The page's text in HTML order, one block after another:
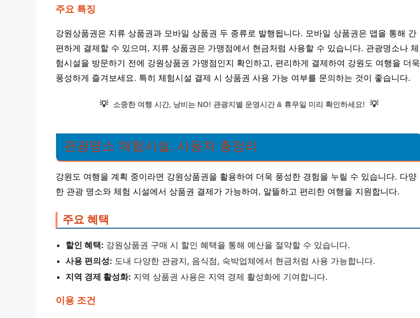
주요 특징
강원상품권은 지류 상품권과 모바일 상품권 두 종류로 발행됩니다. 모바일 상품권은 앱을 통해 간
편하게 결제할 수 있으며, 지류 상품권은 가맹점에서 현금처럼 사용할 수 있습니다. 관광명소나 체
험시설을 방문하기 전에 강원상품권 가맹점인지 확인하고, 편리하게 결제하여 강원도 여행을 더욱
풍성하게 즐겨보세요. 특히 체험시설 결제 시 상품권 사용 가능 여부를 문의하는 것이 좋습니다.
💡 소중한 여행 시간, 낭비는 NO! 관광지별 운영시간 & 휴무일 미리 확인하세요! 💡
관광명소 체험시설, 사용처 총정리
강원도 여행을 계획 중이라면 강원상품권을 활용하여 더욱 풍성한 경험을 누릴 수 있습니다. 다양
한 관광 명소와 체험 시설에서 상품권 결제가 가능하여, 알뜰하고 편리한 여행을 지원합니다.
주요 혜택
할인 혜택: 강원상품권 구매 시 할인 혜택을 통해 예산을 절약할 수 있습니다.
사용 편의성: 도내 다양한 관광지, 음식점, 숙박업체에서 현금처럼 사용 가능합니다.
지역 경제 활성화: 지역 상품권 사용은 지역 경제 활성화에 기여합니다.
이용 조건